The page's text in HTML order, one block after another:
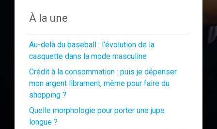
À la une
Au-delà du baseball : l’évolution de la
casquette dans la mode masculine
Crédit à la consommation : puis je dépenser
mon argent librament, même pour faire du
shopping ?
Quelle morphologie pour porter une jupe
longue ?